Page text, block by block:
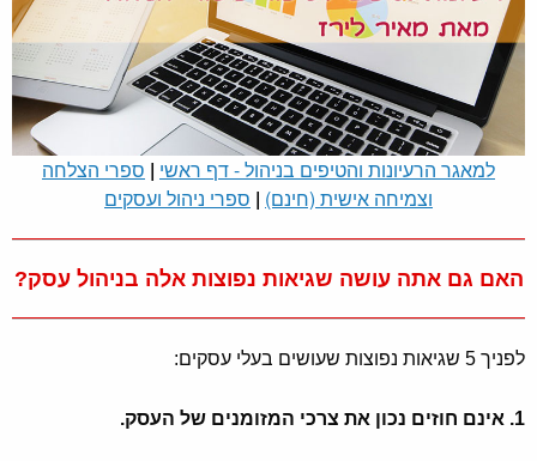
למאגר הרעיונות והטיפים בניהול - דף ראשי| ספרי הצלחה
וצמיחה אישית (חינם) | ספרי ניהול ועסקים
האם גם אתה עושה שגיאות נפוצות אלה בניהול עסק?
לפניך 5 שגיאות נפוצות שעושים בעלי עסקים: